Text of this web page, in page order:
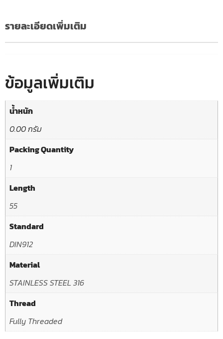
รายละเอียดเพิ่มเติม
ข้อมูลเพิ่มเติม
น้ำหนัก
0.00 กรัม
Packing Quantity
1
Length
55
Standard
DIN912
Material
STAINLESS STEEL 316
Thread
Fully Threaded